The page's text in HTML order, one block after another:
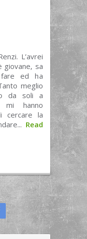
L’avrei
giovane, sa
ed ha
meglio
da soli a
mi hanno
cercare la
Read